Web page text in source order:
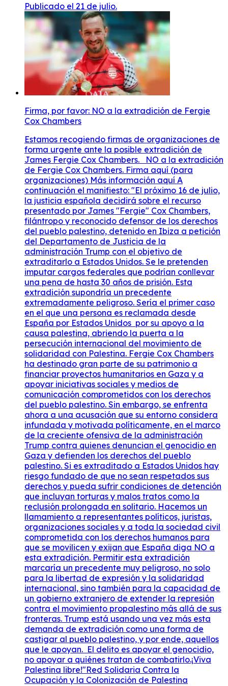
Publicado el 21 de julio.
Firma, por favor: NO a la extradición de Fergie
Cox Chambers
Estamos recogiendo firmas de organizaciones de
forma urgente ante la posible extradición de
James Fergie Cox Chambers. NO a la extradición
de Fergie Cox Chambers. Firma aquí (para
organizaciones) Más información aquí A
continuación el manifiesto: "El próximo 16 de julio,
la justicia española decidirá sobre el recurso
presentado por James "Fergie" Cox Chambers,
filántropo y reconocido defensor de los derechos
del pueblo palestino, detenido en Ibiza a petición
del Departamento de Justicia de la
administración Trump con el objetivo de
extraditarlo a Estados Unidos. Se le pretenden
imputar cargos federales que podrían conllevar
una pena de hasta 30 años de prisión. Esta
extradición supondría un precedente
extremadamente peligroso. Sería el primer caso
en el que una persona es reclamada desde
España por Estados Unidos por su apoyo a la
causa palestina, abriendo la puerta a la
persecución internacional del movimiento de
solidaridad con Palestina. Fergie Cox Chambers
ha destinado gran parte de su patrimonio a
financiar proyectos humanitarios en Gaza y a
apoyar iniciativas sociales y medios de
comunicación comprometidos con los derechos
del pueblo palestino. Sin embargo, se enfrenta
ahora a una acusación que su entorno considera
infundada y motivada políticamente, en el marco
de la creciente ofensiva de la administración
Trump contra quienes denuncian el genocidio en
Gaza y defienden los derechos del pueblo
palestino. Si es extraditado a Estados Unidos hay
riesgo fundado de que no sean respetados sus
derechos y pueda sufrir condiciones de detención
que incluyan torturas y malos tratos como la
reclusión prolongada en solitario. Hacemos un
llamamiento a representantes políticos, juristas,
organizaciones sociales y a toda la sociedad civil
comprometida con los derechos humanos para
que se movilicen y exijan que España diga NO a
esta extradición. Permitir esta extradición
marcaría un precedente muy peligroso, no solo
para la libertad de expresión y la solidaridad
internacional, sino también para la capacidad de
un gobierno extranjero de extender la represión
contra el movimiento propalestino más allá de sus
fronteras. Trump está usando una vez más esta
demanda de extradición como una forma de
castigar al pueblo palestino, y por ende, aquellos
que le apoyan. El delito es apoyar el genocidio,
no apoyar a quiénes tratan de combatirlo.¡Viva
Palestina libre!"Red Solidaria Contra la
Ocupación y la Colonización de Palestina